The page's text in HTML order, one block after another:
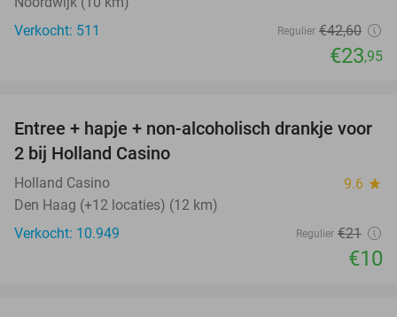
Verkocht: 511
Regulier €42,60
€23,95
52%
Entree + hapje + non-alcoholisch drankje voor
2 bij Holland Casino
Holland Casino 9.6 star
Den Haag (+12 locaties) (12 km)
Verkocht: 10.949
Regulier €21
€10